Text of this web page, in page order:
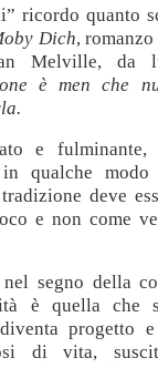
ricordo quanto
Dich,
Melville,
è men che
e fulminante,
qualche modo
deve
e non come
segno della
è quella
progetto e
di vita,